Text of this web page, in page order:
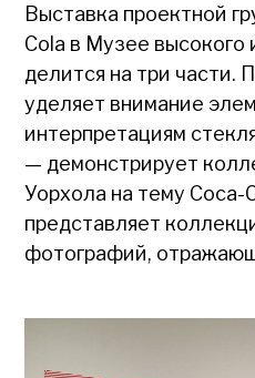
Выставка проектной
Cola в Музее высокого
делится на три части.
уделяет внимание
интерпретациям
— демонстрирует
Уорхола на тему Coca-
представляет
фотографий,